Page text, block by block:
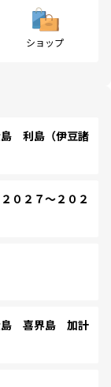
ショップ
利島（伊豆諸
２７～２０２
島 喜界島 加計